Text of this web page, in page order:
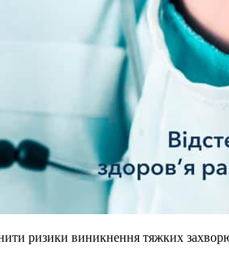
ризики виникнення тяжких